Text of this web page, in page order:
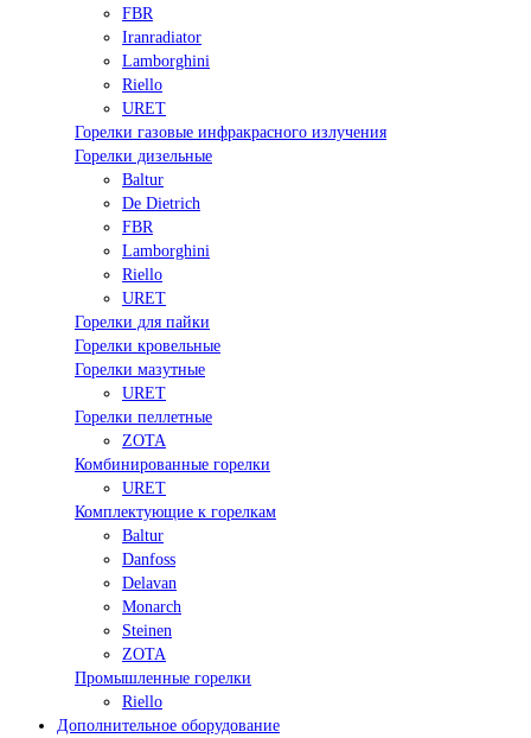
FBR
Iranradiator
Lamborghini
Riello
URET
Горелки газовые инфракрасного излучения
Горелки дизельные
Baltur
De Dietrich
FBR
Lamborghini
Riello
URET
Горелки для пайки
Горелки кровельные
Горелки мазутные
URET
Горелки пеллетные
ZOTA
Комбинированные горелки
URET
Комплектующие к горелкам
Baltur
Danfoss
Delavan
Monarch
Steinen
ZOTA
Промышленные горелки
Riello
Дополнительное оборудование